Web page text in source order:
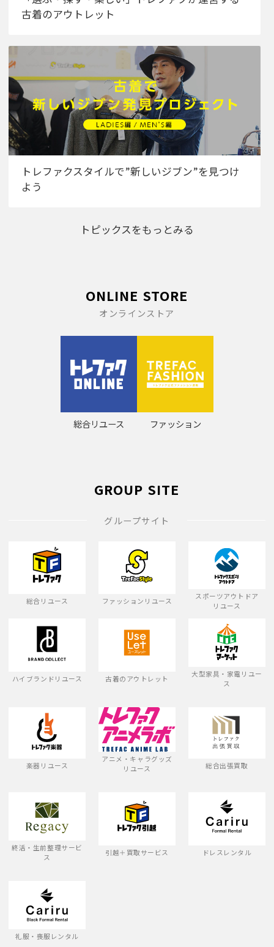
古着のアウトレット
トレファクスタイルで”新しいジブン”を見つけ
よう
トピックスをもっとみる
ONLINE STORE
オンラインストア
総合リユース ファッション
GROUP SITE
グループサイト
総合リユース ファッションリユース
スポーツアウトドア
リユース
ハイブランドリユース 古着のアウトレット
大型家具・家電リユー
ス
楽器リユース
アニメ・キャラグッズ
リユース
総合出張買取
終活・生前整理サービ
ス
引越＋買取サービス ドレスレンタル
礼服・喪服レンタル